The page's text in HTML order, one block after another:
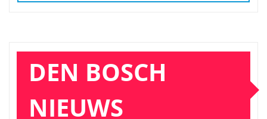
DEN BOSCH
NIEUWS